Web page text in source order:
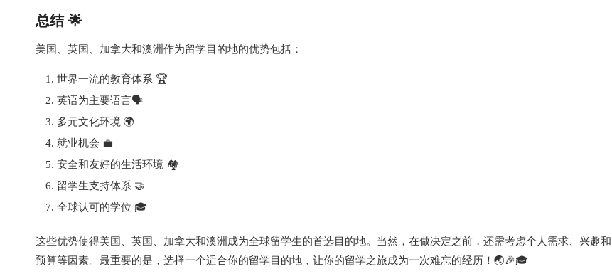
总结 🌟
美国、英国、加拿大和澳洲作为留学目的地的优势包括：
世界一流的教育体系 🏆
英语为主要语言🗣️
多元文化环境 🌍
就业机会 💼
安全和友好的生活环境 🏘️
留学生支持体系 🤝
全球认可的学位 🎓
这些优势使得美国、英国、加拿大和澳洲成为全球留学生的首选目的地。当然，在做决定之前，还需考虑个人需求、兴趣和
预算等因素。最重要的是，选择一个适合你的留学目的地，让你的留学之旅成为一次难忘的经历！🌏🎉🎓